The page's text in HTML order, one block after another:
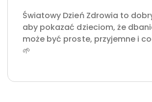
Światowy Dzień Zdrowia to
aby pokazać dzieciom, że
może być proste, przyjemne i
🌱